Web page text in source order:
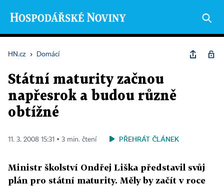
HN.cz › Domácí
Státní maturity začnou
napřesrok a budou různě
obtížné
11. 3. 2008 15:31 ▪ 3 min. čtení PŘEHRÁT ČLÁNEK
Ministr školství Ondřej Liška představil svůj
plán pro státní maturity. Měly by začít v roce